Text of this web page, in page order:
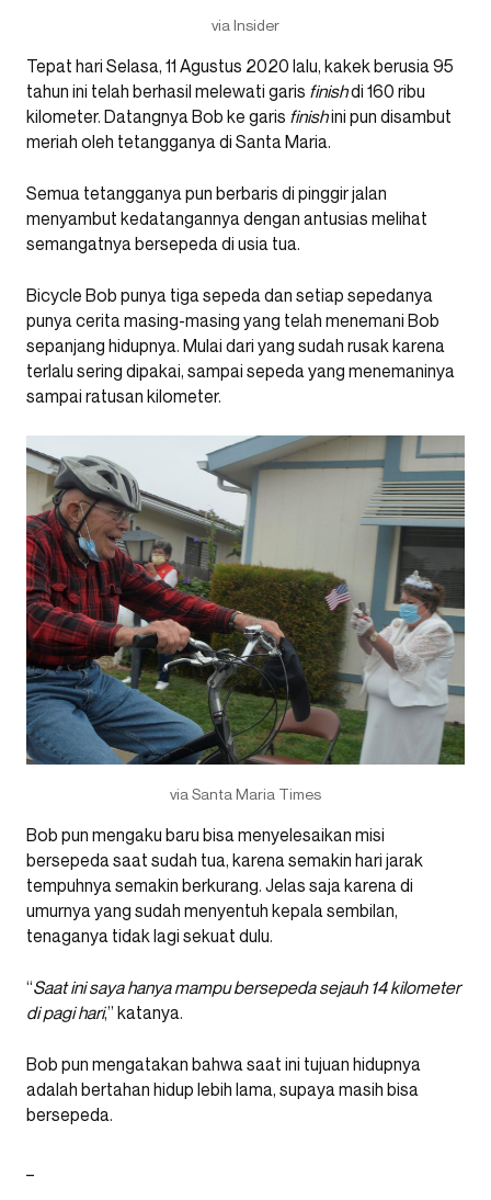
via Insider
Tepat hari Selasa, 11 Agustus 2020 lalu, kakek berusia 95
tahun ini telah berhasil melewati garis finishdi 160 ribu
kilometer. Datangnya Bob ke garis finishini pun disambut
meriah oleh tetangganya di Santa Maria.
Semua tetangganya pun berbaris di pinggir jalan
menyambut kedatangannya dengan antusias melihat
semangatnya bersepeda di usia tua.
Bicycle Bob punya tiga sepeda dan setiap sepedanya
punya cerita masing-masing yang telah menemani Bob
sepanjang hidupnya. Mulai dari yang sudah rusak karena
terlalu sering dipakai, sampai sepeda yang menemaninya
sampai ratusan kilometer.
via Santa Maria Times
Bob pun mengaku baru bisa menyelesaikan misi
bersepeda saat sudah tua, karena semakin hari jarak
tempuhnya semakin berkurang. Jelas saja karena di
umurnya yang sudah menyentuh kepala sembilan,
tenaganya tidak lagi sekuat dulu.
“Saat ini saya hanya mampu bersepeda sejauh 14 kilometer
di pagi hari,” katanya.
Bob pun mengatakan bahwa saat ini tujuan hidupnya
adalah bertahan hidup lebih lama, supaya masih bisa
bersepeda.